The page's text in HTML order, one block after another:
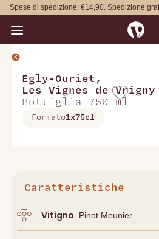
Spese di spedizione: €14,90. Spedizione
Egly-Ouriet ,
Les Vignes de
Bottiglia 750 ml
Formato1x75cl
Caratteristiche
Vitigno Pinot Meunier